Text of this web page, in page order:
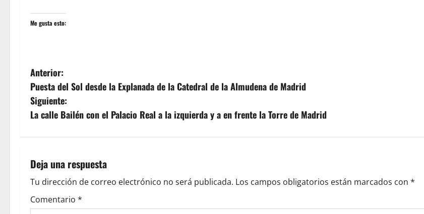
Me gusta esto:
N
a
v
g
a
c
Anterior:
Puesta del Sol desde la Explanada de la Catedral de la Almudena de Madrid
Siguiente:
La calle Bailén con el Palacio Real a la izquierda y a en frente la Torre de Madrid
Deja una respuesta
Tu dirección de correo electrónico no será publicada. Los campos obligatorios están marcados con *
Comentario *